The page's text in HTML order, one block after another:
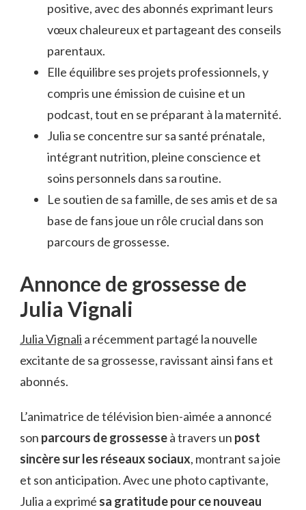
positive, avec des abonnés exprimant leurs
vœux chaleureux et partageant des conseils
parentaux.
Elle équilibre ses projets professionnels, y
compris une émission de cuisine et un
podcast, tout en se préparant à la maternité.
Julia se concentre sur sa santé prénatale,
intégrant nutrition, pleine conscience et
soins personnels dans sa routine.
Le soutien de sa famille, de ses amis et de sa
base de fans joue un rôle crucial dans son
parcours de grossesse.
Annonce de grossesse de
Julia Vignali
Julia Vignali a récemment partagé la nouvelle
excitante de sa grossesse, ravissant ainsi fans et
abonnés.
L’animatrice de télévision bien-aimée a annoncé
son parcours de grossesseà travers un post
sincère sur les réseaux sociaux, montrant sa joie
et son anticipation. Avec une photo captivante,
Julia a exprimé sa gratitude pour ce nouveau